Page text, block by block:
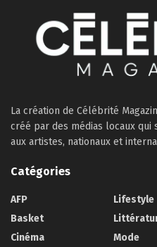
La création de Célébrité
créé par des médias locaux qui
aux artistes, nationaux et
Catégories
AFP
Basket
Cinéma
Lifestyle
Mode